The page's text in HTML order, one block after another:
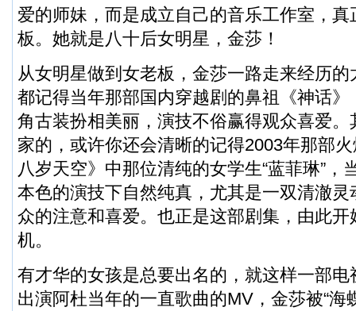
爱的师妹，而是成立自己的音乐工作室，
板。她就是八十后女明星，金莎！
从女明星做到女老板，金莎一路走来经历
都记得当年那部国内穿越剧的鼻祖《神话
角古装扮相美丽，演技不俗赢得观众喜爱
家的，或许你还会清晰的记得2003年那部
八岁天空》中那位清纯的女学生“蓝菲琳”，
本色的演技下自然纯真，尤其是一双清澈
众的注意和喜爱。也正是这部剧集，由此
机。
有才华的女孩是总要出名的，就这样一部
出演阿杜当年的一直歌曲的MV，金莎被“海